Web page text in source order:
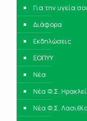
Για την υγεία
Διάφορα
Εκδηλώσεις
ΕΟΠΥΥ
Νέα
Νέα Φ.Σ.
Νέα Φ.Σ.